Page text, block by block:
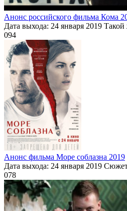
Анонс российского фильма Кома
Дата выхода: 24 января 2019
094
Анонс фильма Море соблазна 2019
Дата выхода: 24 января 2019
078